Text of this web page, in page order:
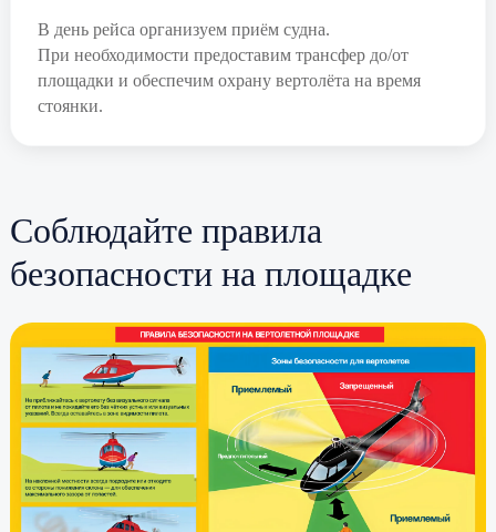
В день рейса организуем приём судна.
При необходимости предоставим трансфер до/от
площадки и обеспечим охрану вертолёта на время
стоянки.
Соблюдайте правила
безопасности на площадке